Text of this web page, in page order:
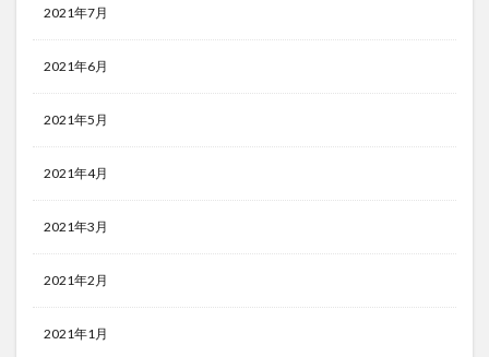
2021年7月
2021年6月
2021年5月
2021年4月
2021年3月
2021年2月
2021年1月